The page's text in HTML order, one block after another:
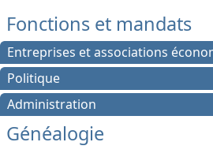
Fonctions et mandats
Entreprises et associations
Politique
Administration
Généalogie